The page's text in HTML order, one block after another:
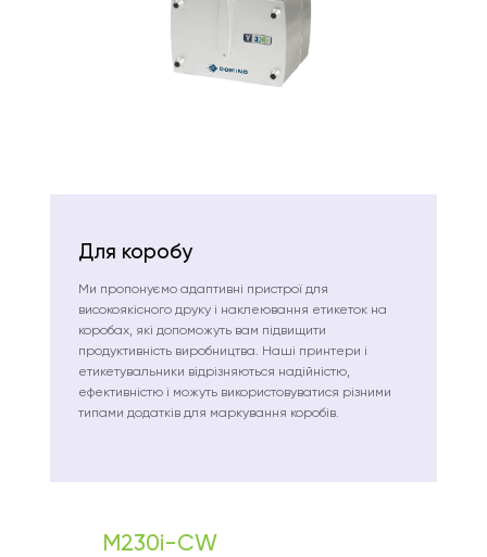
Для коробу
Ми пропонуємо адаптивні пристрої для
високоякісного друку і наклеювання етикеток на
коробах, які допоможуть вам підвищити
продуктивність виробництва. Наші принтери і
етикетувальники відрізняються надійністю,
ефективністю і можуть використовуватися різними
типами додатків для маркування коробів.
M230i-CW